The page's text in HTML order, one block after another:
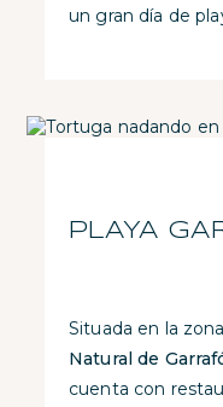
un gran día de
PLAYA
Situada en la
Natural de
cuenta con